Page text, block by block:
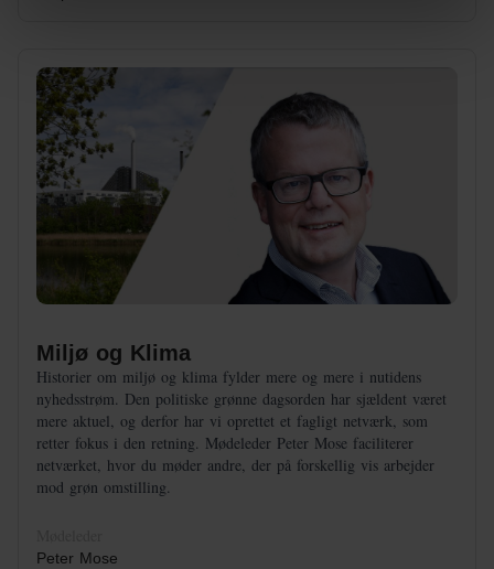
Miljø og Klima
Historier om miljø og klima fylder mere og mere i nutidens
nyhedsstrøm. Den politiske grønne dagsorden har sjældent været
mere aktuel, og derfor har vi oprettet et fagligt netværk, som
retter fokus i den retning. Mødeleder Peter Mose faciliterer
netværket, hvor du møder andre, der på forskellig vis arbejder
mod grøn omstilling.
Peter Mose